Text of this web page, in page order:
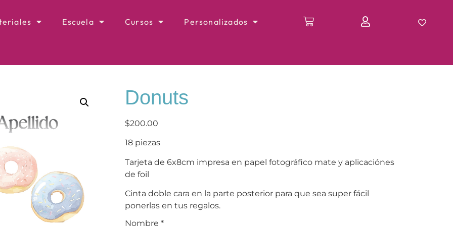
Escuela Cursos Personalizados
Donuts
$200.00
18 piezas
Tarjeta de 6x8cm impresa en papel fotográfico mate y aplicaciónes
de foil
Cinta doble cara en la parte posterior para que sea super fácil
ponerlas en tus regalos.
Nombre *